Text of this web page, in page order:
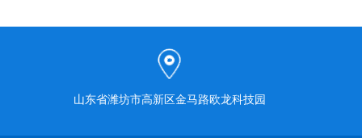
山东省潍坊市高新区金马路欧龙科技园